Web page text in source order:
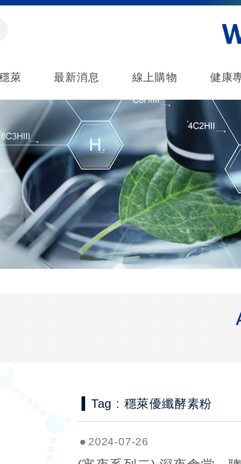
萊 最新消息 線上購物 健康
Tag : 穩萊優纖酵素粉
2024-07-26